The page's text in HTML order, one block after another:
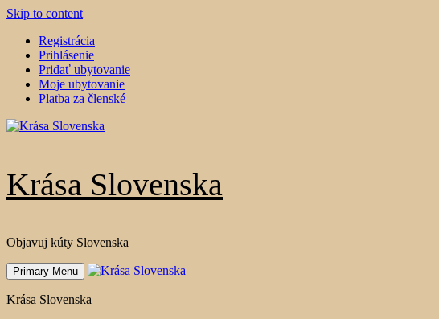
Skip to content
Registrácia
Prihlásenie
Pridať ubytovanie
Moje ubytovanie
Platba za členské
Krása Slovenska
Objavuj kúty Slovenska
Primary Menu
Krása Slovenska